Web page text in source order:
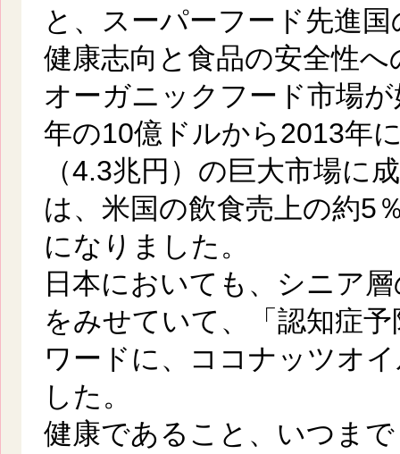
と、スーパーフード先進
健康志向と食品の安全性
オーガニックフード市場
年の10億ドルから2013年
（4.3兆円）の巨大市場に
は、米国の飲食売上の約5
になりました。
日本においても、シニア
をみせていて、「認知症
ワードに、ココナッツオ
した。
健康であること、いつま